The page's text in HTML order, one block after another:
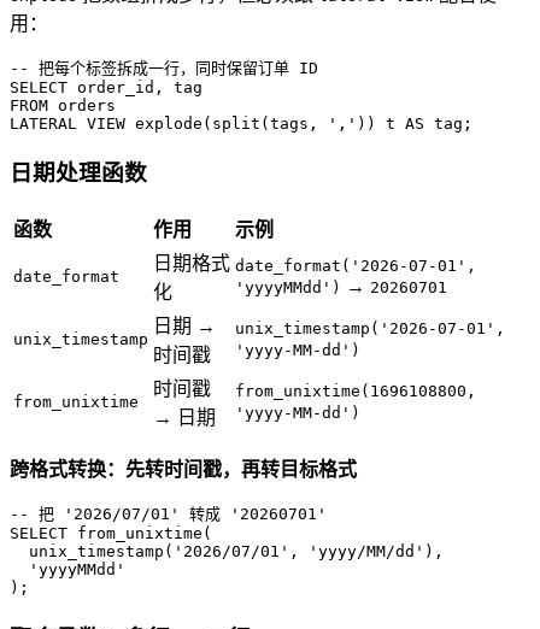
用：
-- 把每个标签拆成一行，同时保留订单 ID
SELECT
FROM
LATERAL
VIEW explode(split(tags, ',' )) t AS tag;
日期处理函数
函数 作用 示例
date_format
日期格式
化
date_format('2026-07-01',
'yyyyMMdd')
→ 20260701
unix_timestamp
日期 →
时间戳
unix_timestamp('2026-07-01',
'yyyy-MM-dd')
from_unixtime
时间戳
→ 日期
from_unixtime(1696108800,
'yyyy-MM-dd')
跨格式转换：先转时间戳，再转目标格式
-- 把 '2026/07/01' 转成 '20260701'
SELECT from_unixtime(
  unix_timestamp(
'2026/07/01' , 'yyyy/MM/dd' ),
'yyyyMMdd'
);